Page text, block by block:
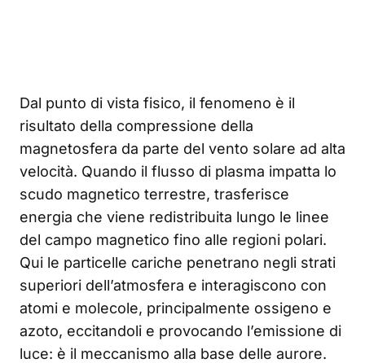
Dal punto di vista fisico, il fenomeno è il
risultato della compressione della
magnetosfera da parte del vento solare ad alta
velocità. Quando il flusso di plasma impatta lo
scudo magnetico terrestre, trasferisce
energia che viene redistribuita lungo le linee
del campo magnetico fino alle regioni polari.
Qui le particelle cariche penetrano negli strati
superiori dell’atmosfera e interagiscono con
atomi e molecole, principalmente ossigeno e
azoto, eccitandoli e provocando l’emissione di
luce: è il meccanismo alla base delle aurore.